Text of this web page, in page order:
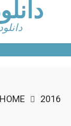
HOME 2016